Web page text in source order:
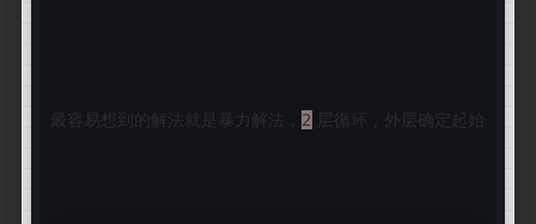
最容易想到的解法就是暴力解法， 2 层循环，外层确定起始位置